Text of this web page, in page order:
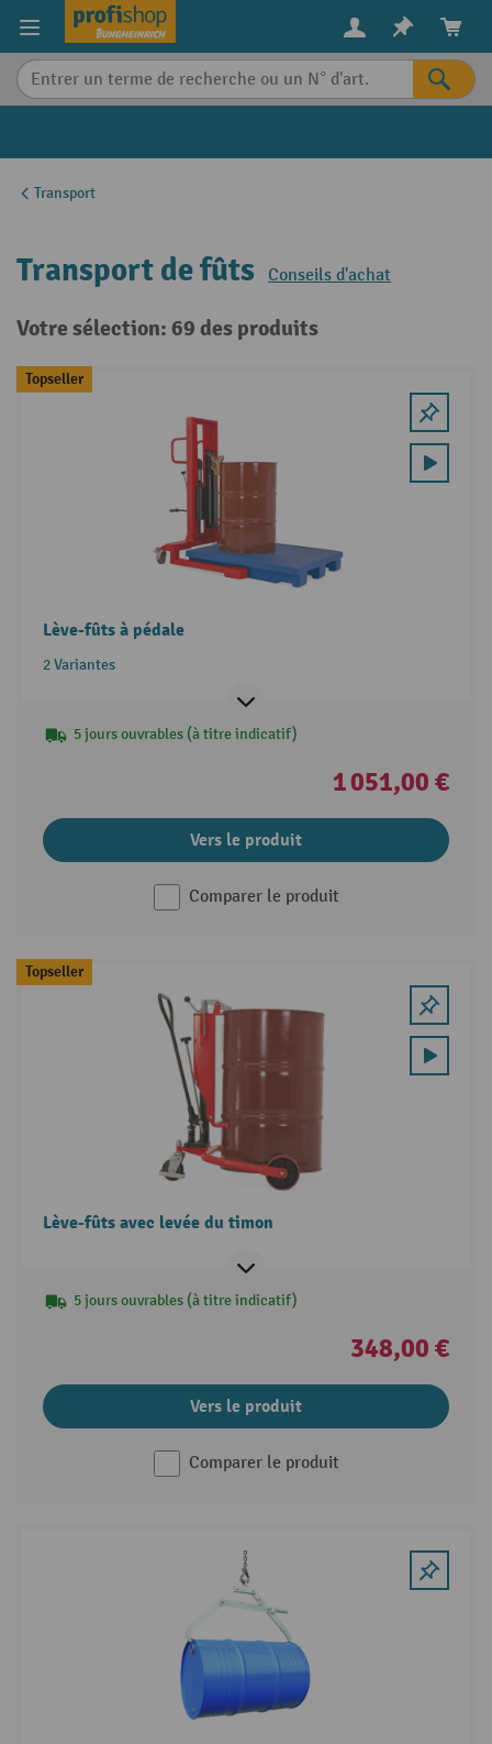
content
Transport
Transport de fûts Conseils d'achat
Votre sélection: 69 des produits
Topseller
Lève-fûts à pédale
2 Variantes
5 jours ouvrables (à titre indicatif)
1 051,00 €
Vers le produit
Comparer le produit
Topseller
Lève-fûts avec levée du timon
5 jours ouvrables (à titre indicatif)
348,00 €
Vers le produit
Comparer le produit